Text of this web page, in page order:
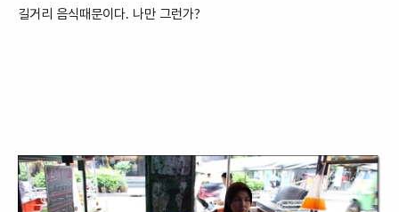
길거리 음식때문이다. 나만 그런가?